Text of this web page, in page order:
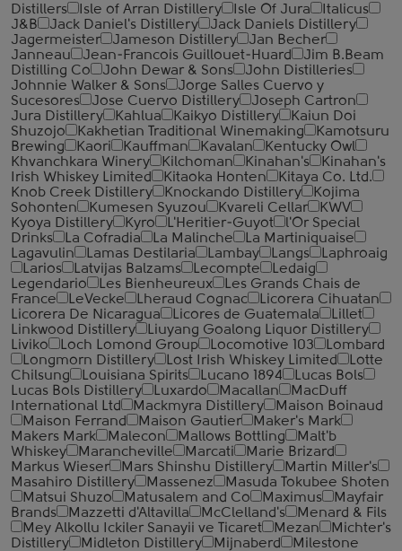
Distillers
Isle of Arran Distillery Isle Of Jura
Italicus
J&B
Jack Daniel's Distillery
Jack Daniels Distillery
Jagermeister
Jameson Distillery
Jan Becher
Janneau
Jean-Francois Guillouet-Huard
Jim B.Beam
Distilling Co
John Dewar & Sons
John Distilleries
Johnnie Walker & Sons
Jorge Salles Cuervo y
Sucesores
Jose Cuervo Distillery
Joseph Cartron
Jura Distillery
Kahlua Kaikyo Distillery
Kaiun Doi
Shuzojo
Kakhetian Traditional Winemaking
Kamotsuru
Brewing
Kaori Kauffman Kavalan
Kentucky Owl
Khvanchkara Winery
Kilchoman Kinahan's
Kinahan's
Irish Whiskey Limited
Kitaoka Honten
Kitaya Co. Ltd.
Knob Creek Distillery
Knockando Distillery
Kojima
Sohonten
Kumesen Syuzou Kvareli Cellar
KWV
Kyoya Distillery
Kyro L'Heritier-Guyot
l'Or Special
Drinks
La Cofradia La Malinche
La Martiniquaise
Lagavulin
Lamas Destilaria Lambay Langs
Laphroaig
Larios
Latvijas Balzams Lecompte
Ledaig
Legendario
Les Bienheureux
Les Grands Chais de
France
LeVecke Lheraud Cognac
Licorera Cihuatan
Licorera De Nicaragua
Licores de Guatemala
Lillet
Linkwood Distillery
Liuyang Goalong Liquor Distillery
Liviko
Loch Lomond Group Locomotive 103
Lombard
Longmorn Distillery
Lost Irish Whiskey Limited
Lotte
Chilsung
Louisiana Spirits Lucano 1894
Lucas Bols
Lucas Bols Distillery
Luxardo Macallan
MacDuff
International Ltd
Mackmyra Distillery
Maison Boinaud
Maison Ferrand
Maison Gautier
Maker's Mark
Makers Mark
Malecon Mallows Bottling
Malt'b
Whiskey
Marancheville Marcati
Marie Brizard
Markus Wieser
Mars Shinshu Distillery
Martin Miller's
Masahiro Distillery
Massenez
Masuda Tokubee Shoten
Matsui Shuzo
Matusalem and Co Maximus
Mayfair
Brands
Mazzetti d'Altavilla McClelland's
Menard & Fils
Mey Alkollu Ickiler Sanayii ve Ticaret
Mezan
Michter's
Distillery
Midleton Distillery Mijnaberd
Milestone